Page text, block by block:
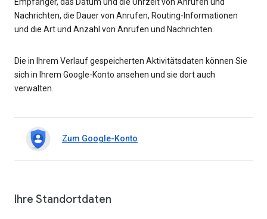
Empfänger, das Datum und die Uhrzeit von Anrufen und
Nachrichten, die Dauer von Anrufen, Routing-Informationen
und die Art und Anzahl von Anrufen und Nachrichten.
Die in Ihrem Verlauf gespeicherten Aktivitätsdaten können Sie
sich in Ihrem Google-Konto ansehen und sie dort auch
verwalten.
Zum Google-Konto
Ihre Standortdaten